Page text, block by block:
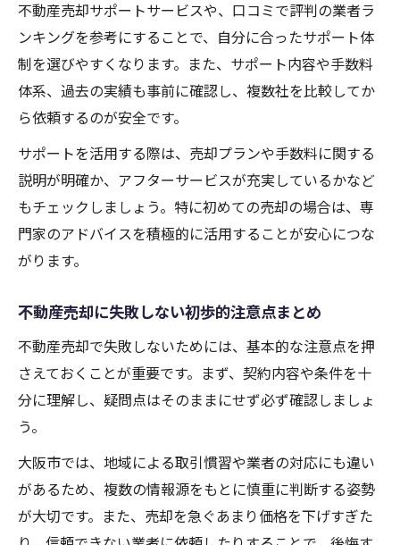
不動産売却サポートサービスや、口コミで評判の業者ラ
ンキングを参考にすることで、自分に合ったサポート体
制を選びやすくなります。また、サポート内容や手数料
体系、過去の実績も事前に確認し、複数社を比較してか
ら依頼するのが安全です。
サポートを活用する際は、売却プランや手数料に関する
説明が明確か、アフターサービスが充実しているかなど
もチェックしましょう。特に初めての売却の場合は、専
門家のアドバイスを積極的に活用することが安心につな
がります。
不動産売却に失敗しない初歩的注意点まとめ
不動産売却で失敗しないためには、基本的な注意点を押
さえておくことが重要です。まず、契約内容や条件を十
分に理解し、疑問点はそのままにせず必ず確認しましょ
う。
大阪市では、地域による取引慣習や業者の対応にも違い
があるため、複数の情報源をもとに慎重に判断する姿勢
が大切です。また、売却を急ぐあまり価格を下げすぎた